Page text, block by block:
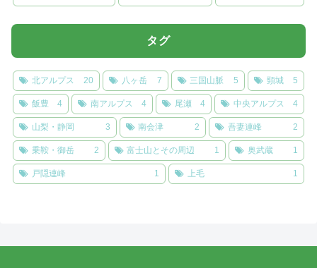
タグ
北アルプス 20 八ヶ岳 7 三国山脈 5 頸城 5
飯豊 4 南アルプス 4 尾瀬 4 中央アルプス 4
山梨・静岡 3 南会津 2 吾妻連峰 2
乗鞍・御岳 2 富士山とその周辺 1 奥武蔵 1
戸隠連峰 1 上毛 1